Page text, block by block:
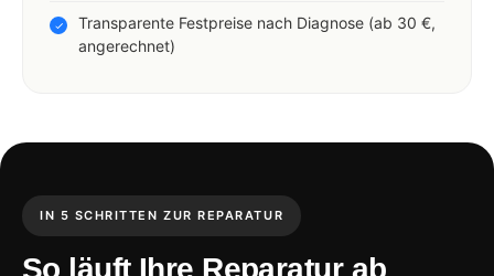
Transparente Festpreise nach Diagnose (ab 30 €,
angerechnet)
IN 5 SCHRITTEN ZUR REPARATUR
So läuft Ihre Reparatur ab